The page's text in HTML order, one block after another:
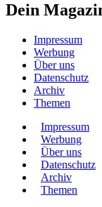
Dein
Impressum
Werbung
Über uns
Datenschutz
Archiv
Themen
Impressum
Werbung
Über uns
Datenschutz
Archiv
Themen